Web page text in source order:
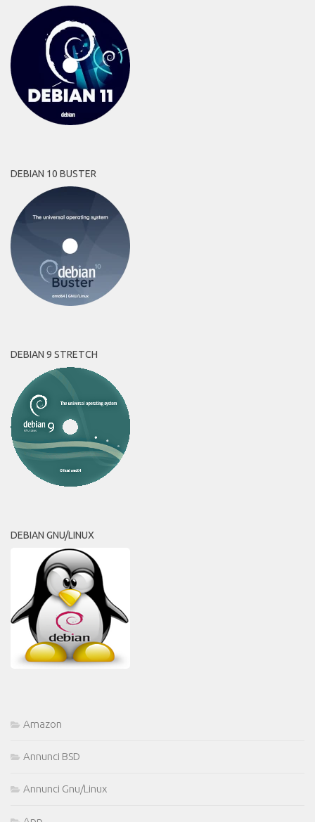
DEBIAN 10 BUSTER
DEBIAN 9 STRETCH
DEBIAN GNU/LINUX
Amazon
Annunci BSD
Annunci Gnu/Linux